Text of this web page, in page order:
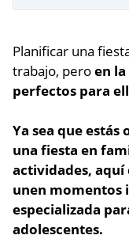
Planificar una
trabajo, peroen
perfectos para
Ya sea que
una fiesta en
actividades, aquí
unen momentos
especializada
adolescentes.